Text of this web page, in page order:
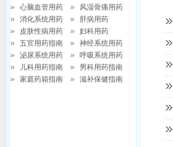
心脑血管用药
风湿骨痛用药
消化系统用药
肝病用药
皮肤性病用药
妇科用药
五官用药指南
神经系统用药
泌尿系统用药
呼吸系统用药
儿科用药指南
男科用药指南
家庭药箱指南
滋补保健指南